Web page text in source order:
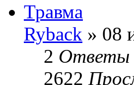
Травма
Ryback » 08
2 Ответы
2622